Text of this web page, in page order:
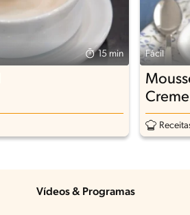
15 min Fácil
Vídeos & Programas​